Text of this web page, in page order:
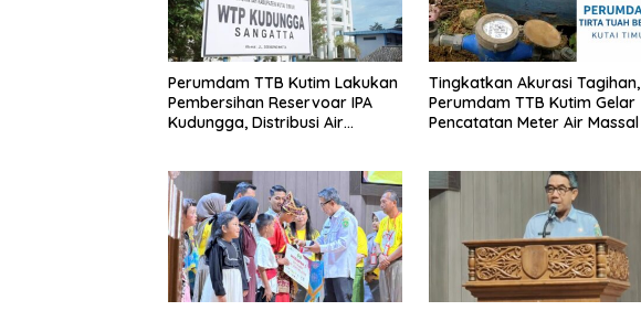
Perumdam TTB Kutim Lakukan
Pembersihan Reservoar IPA
Kudungga, Distribusi Air
Tingkatkan Akurasi Tagihan,
Perumdam TTB Kutim Gelar
Pencatatan Meter Air Massal